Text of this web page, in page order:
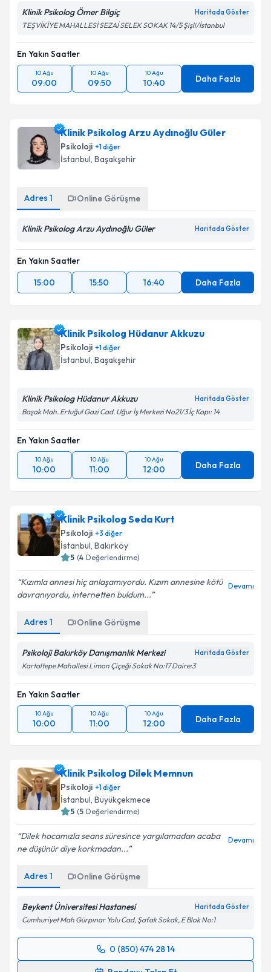
Klinik Psikolog Ömer Bilgiç Haritada Göster
TEŞVİKİYE MAHALLESİ SEZAİ SELEK SOKAK 14/5 Şişli/İstanbul
En Yakın Saatler
10 Ağu
09:00
10 Ağu
09:50
10 Ağu
10:40 Daha Fazla
Klinik Psikolog Arzu Aydınoğlu Güler
Psikoloji +1diğer
İstanbul, Başakşehir
Adres 1 Online Görüşme
Klinik Psikolog Arzu Aydınoğlu Güler Haritada Göster
En Yakın Saatler
15:00
15:50 16:40 Daha Fazla
Klinik Psikolog Hüdanur Akkuzu
Psikoloji +1diğer
İstanbul, Başakşehir
Klinik Psikolog Hüdanur Akkuzu Haritada Göster
Başak Mah. Ertuğul Gazi Cad. Uğur İş Merkezi No21/3 İç Kapı: 14
En Yakın Saatler
10 Ağu
10:00
10 Ağu
11:00
10 Ağu
12:00 Daha Fazla
Klinik Psikolog Seda Kurt
Psikoloji +3 diğer
İstanbul, Bakırköy
5 (4 Değerlendirme)
Kızımla annesi hiç anlaşamıyordu. Kızım annesine kötü
davranıyordu, internetten buldum...
Devamı
Adres 1 Online Görüşme
Psikoloji Bakırköy Danışmanlık Merkezi Haritada Göster
Kartaltepe Mahallesi Limon Çiçeği Sokak No:17 Daire:3
En Yakın Saatler
10 Ağu
10:00
10 Ağu
11:00
10 Ağu
12:00 Daha Fazla
Klinik Psikolog Dilek Memnun
Psikoloji +1diğer
İstanbul, Büyükçekmece
5 (5 Değerlendirme)
Dilek hocamızla seans süresince yargılamadan acaba
ne düşünür diye korkmadan...
Devamı
Adres 1 Online Görüşme
Beykent Üniversitesi Hastanesi Haritada Göster
Cumhuriyet Mah Gürpınar Yolu Cad, Şafak Sokak, E Blok No:1
0 (850) 474 28 14
Randevu Takvimi Talebi